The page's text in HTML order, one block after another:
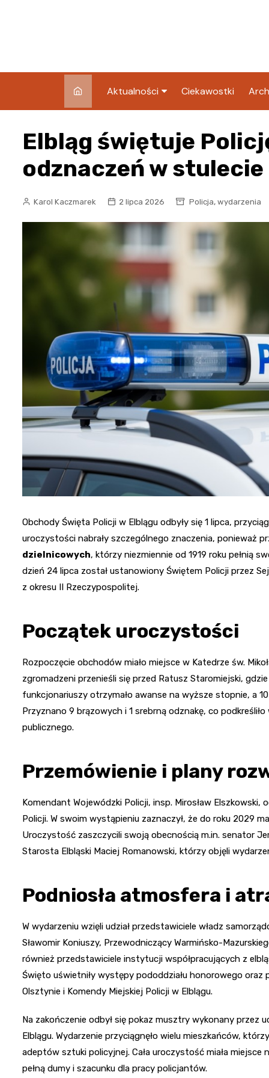
Aktualności
Blog
Ciekawostki
Elbląg świętuje
odznaczeń w
Karol Kaczmarek 2 lipca 2026 Policja, wydarzenia
Obchody Święta Policji w Elblągu odbyły się 1 lipca,
uroczystości nabrały szczególnego znaczenia, ponieważ
dzielnicowych, którzy niezmiennie od 1919 roku pełnią
dzień 24 lipca został ustanowiony Świętem Policji przez
z okresu II Rzeczypospolitej.
Początek uroczystości
Rozpoczęcie obchodów miało miejsce w Katedrze św.
zgromadzeni przenieśli się przed Ratusz Staromiejski,
funkcjonariuszy otrzymało awanse na wyższe stopnie, a
Przyznano 9 brązowych i 1 srebrną odznakę, co
publicznego.
Przemówienie i plany
Komendant Wojewódzki Policji, insp. Mirosław
Policji. W swoim wystąpieniu zaznaczył, że do roku 2029
Uroczystość zaszczycili swoją obecnością m.in. senator
Starosta Elbląski Maciej Romanowski, którzy objęli
Podniosła atmosfera i
W wydarzeniu wzięli udział przedstawiciele władz
Sławomir Koniuszy, Przewodniczący Warmińsko-
również przedstawiciele instytucji współpracujących z
Święto uświetniły występy pododdziału honorowego
Olsztynie i Komendy Miejskiej Policji w Elblągu.
Na zakończenie odbył się pokaz musztry wykonany przez
Elblągu. Wydarzenie przyciągnęło wielu mieszkańców,
adeptów sztuki policyjnej. Cała uroczystość miała
pełną dumy i szacunku dla pracy policjantów.